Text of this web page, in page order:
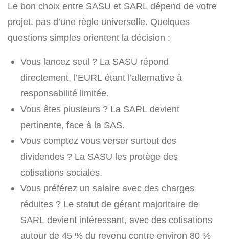
Le bon choix entre SASU et SARL dépend de votre
projet, pas d’une règle universelle. Quelques
questions simples orientent la décision :
Vous lancez seul ? La SASU répond
directement, l’EURL étant l’alternative à
responsabilité limitée.
Vous êtes plusieurs ? La SARL devient
pertinente, face à la SAS.
Vous comptez vous verser surtout des
dividendes ? La SASU les protège des
cotisations sociales.
Vous préférez un salaire avec des charges
réduites ? Le statut de gérant majoritaire de
SARL devient intéressant, avec des cotisations
autour de 45 % du revenu contre environ 80 %